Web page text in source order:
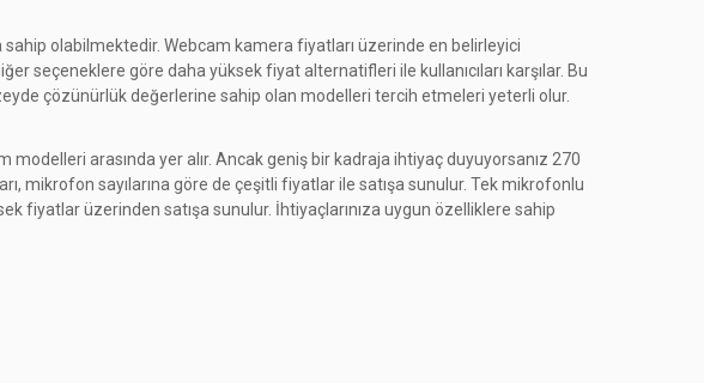
sahip olabilmektedir. Webcam kamera fiyatları üzerinde en belirleyici
seçeneklere göre daha yüksek fiyat alternatifleri ile kullanıcıları karşılar. Bu
çözünürlük değerlerine sahip olan modelleri tercih etmeleri yeterli olur.
modelleri arasında yer alır. Ancak geniş bir kadraja ihtiyaç duyuyorsanız 270
mikrofon sayılarına göre de çeşitli fiyatlar ile satışa sunulur. Tek mikrofonlu
fiyatlar üzerinden satışa sunulur. İhtiyaçlarınıza uygun özelliklere sahip